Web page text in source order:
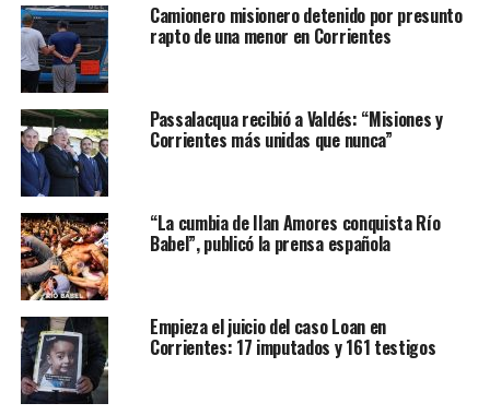
Camionero misionero detenido por presunto
rapto de una menor en Corrientes
Passalacqua recibió a Valdés: “Misiones y
Corrientes más unidas que nunca”
“La cumbia de Ilan Amores conquista Río
Babel”, publicó la prensa española
Empieza el juicio del caso Loan en
Corrientes: 17 imputados y 161 testigos